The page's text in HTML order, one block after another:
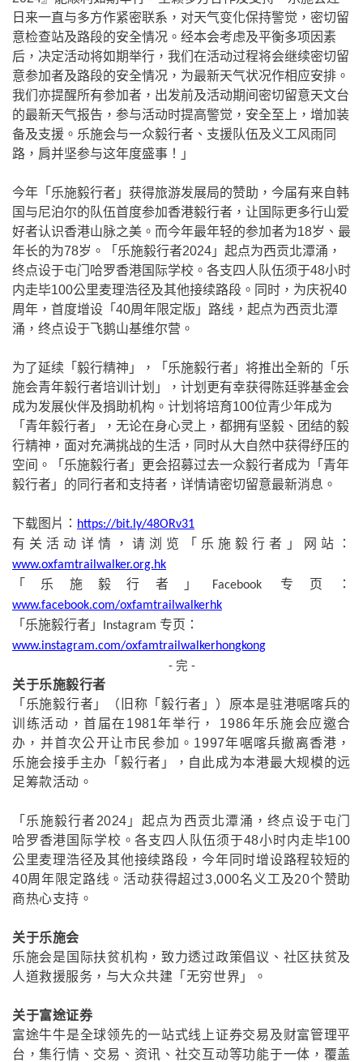
日来一直与多方作紧密联系，对天气变化保持警觉，密切留
意检查站及路段的安全情况。经本会考虑及平衡多项因素
后，决定活动将如期举行，我们在活动过程将会继续密切留
意参加者及路段的安全情况，为最新天气状况作相应安排。
我们亦提醒所有参加者，出发前及活动期间密切留意天文台
的最新天气报告，参与活动时提高警觉，安全至上，增加装
备及支援。乐施会与一众毅行者、支援队伍及义工风雨同
路，肩并坚参与这年度盛事！」
今年「乐施毅行者」获得旅游发展局的赞助，今届有来自韩
国与尼泊尔的队伍首度参加香港毅行者，让国际更多行山爱
好者认识香港山脉之美。而今年最年轻的参加者为18岁、最
年长的为78岁。「乐施毅行者2024」起点为西贡北潭涌，
终点设于屯门哈罗香港国际学校。各支四人队伍须于48小时
内走毕100公里麦理浩径及其他接续路段。同时，为庆祝40
周年，首度增设「40周年限定版」路线，起点为西贡北潭
涌，终点设于飞鹅山基维尔营。
为了延续「毅行精神」，「乐施毅行者」将推出全新的「乐
施会青年毅行者培训计划」，计划更有幸获得陈廷骅基金会
成为发展伙伴及捐助机构。计划将培育100位青少年成为
「青年毅行者」，无论在身心灵上，都拥有坚毅、团结的毅
行精神，面对充满挑战的生活，同时从大自然中获得纾压的
空间。「乐施毅行者」更会招募过去一众毅行者成为「青年
毅行者」的同行者和支持者，详情请密切留意最新消息。
下载图片： https://bit.ly/48ORv31
有关活动详情，请浏览「乐施毅行者」网站：
www.oxfamtrailwalker.org.hk
「乐施毅行者」 Facebook 专页：
www.facebook.com/oxfamtrailwalkerhk
「乐施毅行者」 Instagram 专页：
www.instagram.com/oxfamtrailwalkerhongkong
- 完 -
关于乐施毅行者
「乐施毅行者」（旧称「毅行者」）原本是驻港啹喀兵的
训练活动，首届在1981年举行， 1986年乐施会应邀合
办，并首次公开让市民参加。1997年啹喀兵撤离香港，
乐施会接手主办「毅行者」，自此成为本港最大规模的远
足筹款活动。
「乐施毅行者2024」起点为西贡北潭涌，终点设于屯门
哈罗香港国际学校。各支四人队伍须于48小时内走毕100
公里麦理浩径及其他接续路段，今年同时增设路程较短的
40周年限定路线。活动获得超过3,000名义工及20个赞助
商热心支持。
关于乐施会
乐施会是国际扶贫机构，致力透过政策倡议、社区扶贫及
人道救援服务，与大众共建「无穷世界」。
关于富途证券
富途牛牛是全球领先的一站式线上证券交易及财富管理平
台，集行情、交易、资讯、社交互动等功能于一体，覆盖